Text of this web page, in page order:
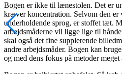
Bogen er ikke til lænestolen. Det er
kræver koncentration. Selvom den
underholdende sprog, er stoffet tæt.
arbejdsmåderne vil ligge lige til
skal også det fine supplerende
andre arbejdsmåder. Bogen kan
og med dens fokus på metoder